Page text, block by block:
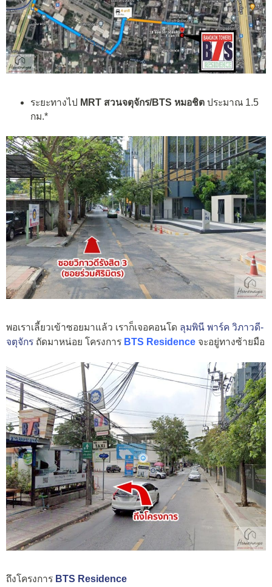
ระยะทางไป MRT สวนจตุจักร/BTS หมอชิต ประมาณ 1.5
กม.*
พอเราเลี้ยวเข้าซอยมาแล้ว เราก็เจอคอนโด ลุมพินี พาร์ค วิภาวดี-
จตุจักร ถัดมาหน่อย โครงการ BTS Residence จะอยู่ทางซ้ายมือ
ถึงโครงการ BTS Residence